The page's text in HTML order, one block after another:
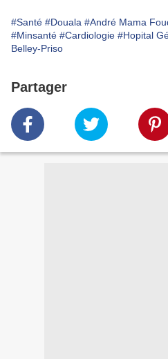
#Santé #Douala #André Mama
#Minsanté #Cardiologie #Hopital
Belley-Priso
Partager